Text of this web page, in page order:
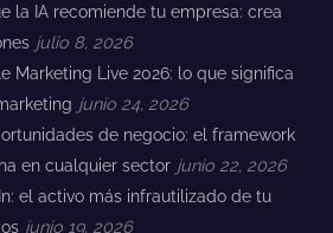
la IA recomiende tu empresa: crea
julio 8, 2026
Marketing Live 2026: lo que significa
junio 24, 2026
de negocio: el framework
en cualquier sector junio 22, 2026
el activo más infrautilizado de tu
junio 19, 2026